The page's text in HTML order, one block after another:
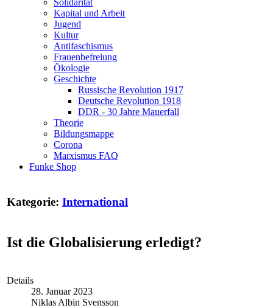
Solidarität
Kapital und Arbeit
Jugend
Kultur
Antifaschismus
Frauenbefreiung
Ökologie
Geschichte
Russische Revolution 1917
Deutsche Revolution 1918
DDR - 30 Jahre Mauerfall
Theorie
Bildungsmappe
Corona
Marxismus FAQ
Funke Shop
Kategorie: International
Ist die Globalisierung erledigt?
Details
28. Januar 2023
Niklas Albin Svensson